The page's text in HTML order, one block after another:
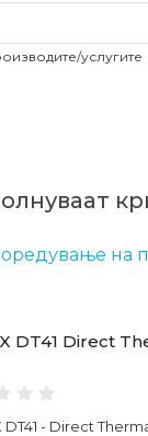
услугите
на
DT41 Direct
DT41 - Direct